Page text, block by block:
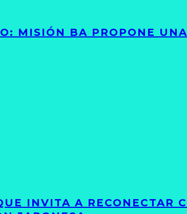
MISIÓN BA PROPONE
INVITA A RECONECTAR